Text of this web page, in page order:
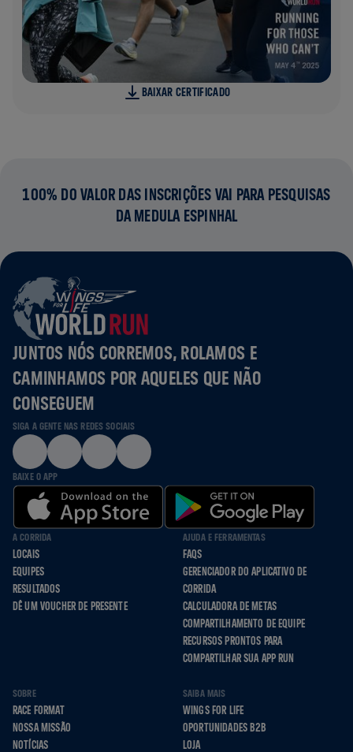
BAIXAR CERTIFICADO
100% DO VALOR DAS INSCRIÇÕES VAI PARA PESQUISAS
DA MEDULA ESPINHAL
JUNTOS NÓS CORREMOS, ROLAMOS E
CAMINHAMOS POR AQUELES QUE NÃO
CONSEGUEM
SIGA A GENTE NAS REDES SOCIAIS
BAIXE O APP
A CORRIDA
LOCAIS
EQUIPES
RESULTADOS
DÊ UM VOUCHER DE PRESENTE
AJUDA E FERRAMENTAS
FAQS
GERENCIADOR DO APLICATIVO DE
CORRIDA
CALCULADORA DE METAS
COMPARTILHAMENTO DE EQUIPE
RECURSOS PRONTOS PARA
COMPARTILHAR SUA APP RUN
SOBRE
RACE FORMAT
NOSSA MISSÃO
NOTÍCIAS
SAIBA MAIS
WINGS FOR LIFE
OPORTUNIDADES B2B
LOJA